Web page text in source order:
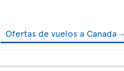
Ofertas de vuelos a Canada